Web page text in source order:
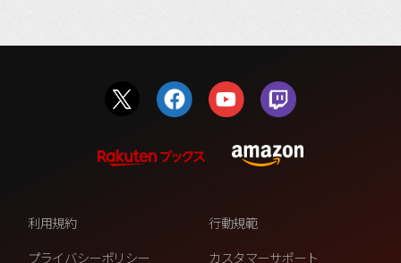
利用規約
行動規範
プライバシーポリシー
カスタマーサポート